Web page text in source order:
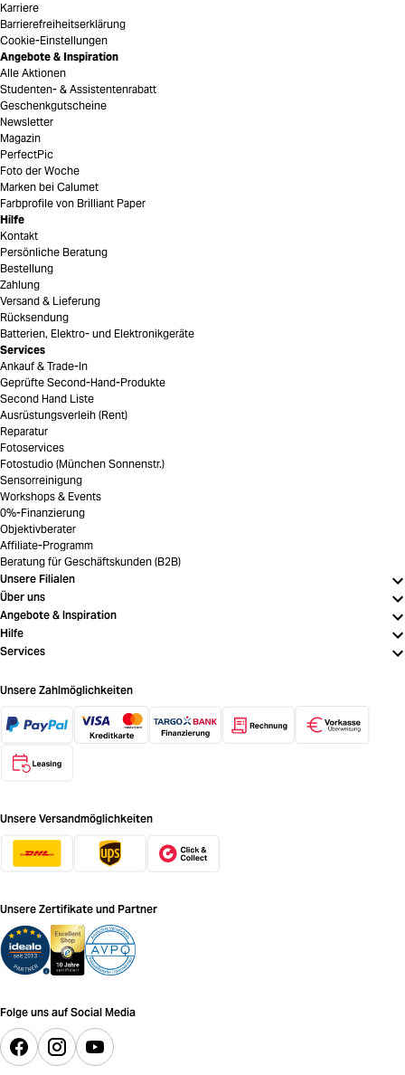
Karriere
Barrierefreiheitserklärung
Cookie-Einstellungen
Angebote & Inspiration
Alle Aktionen
Studenten- & Assistentenrabatt
Geschenkgutscheine
Newsletter
Magazin
PerfectPic
Foto der Woche
Marken bei Calumet
Farbprofile von Brilliant Paper
Hilfe
Kontakt
Persönliche Beratung
Bestellung
Zahlung
Versand & Lieferung
Rücksendung
Batterien, Elektro- und Elektronikgeräte
Services
Ankauf & Trade-In
Geprüfte Second-Hand-Produkte
Second Hand Liste
Ausrüstungsverleih (Rent)
Reparatur
Fotoservices
Fotostudio (München Sonnenstr.)
Sensorreinigung
Workshops & Events
0%-Finanzierung
Objektivberater
Affiliate-Programm
Beratung für Geschäftskunden (B2B)
Unsere Filialen
Über uns
Angebote & Inspiration
Hilfe
Services
Unsere Zahlmöglichkeiten
Unsere Versandmöglichkeiten
Unsere Zertifikate und Partner
Folge uns auf Social Media